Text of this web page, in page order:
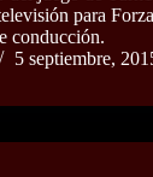
para
conducción.
5 septiembre,